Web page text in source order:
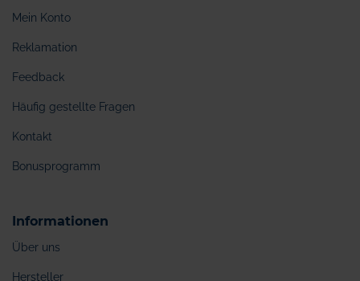
Mein Konto
Reklamation
Feedback
Häufig gestellte Fragen
Kontakt
Bonusprogramm
Informationen
Über uns
Hersteller